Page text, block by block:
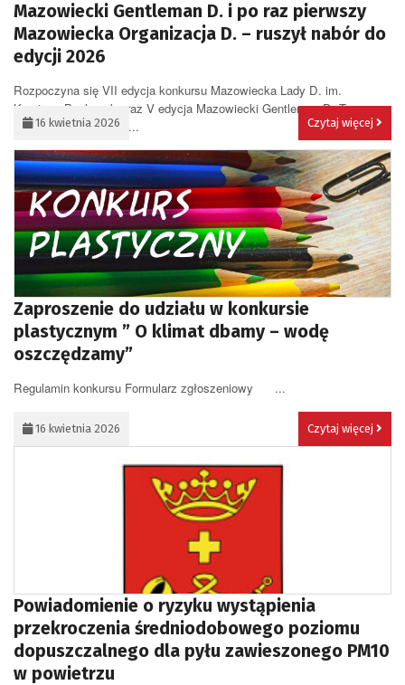
Mazowiecki Gentleman D. i po raz pierwszy
Mazowiecka Organizacja D. – ruszył nabór do
edycji 2026
Rozpoczyna się VII edycja konkursu Mazowiecka Lady D. im.
Krystyny Bochenek oraz V edycja Mazowiecki Gentleman D. To
wyjątkowe inicjatywy,...
16 kwietnia 2026 Czytaj więcej
Zaproszenie do udziału w konkursie
plastycznym ” O klimat dbamy – wodę
oszczędzamy”
Regulamin konkursu Formularz zgłoszeniowy ...
16 kwietnia 2026 Czytaj więcej
Powiadomienie o ryzyku wystąpienia
przekroczenia średniodobowego poziomu
dopuszczalnego dla pyłu zawieszonego PM10
w powietrzu